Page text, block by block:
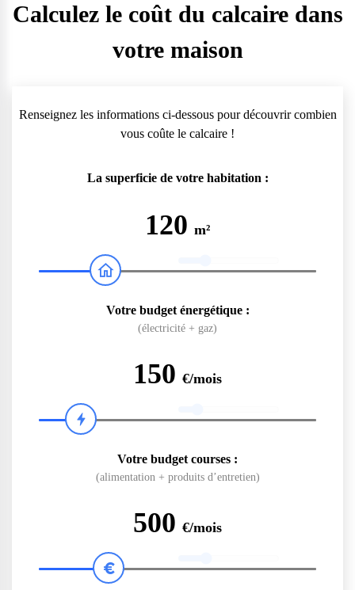
Calculez le coût du calcaire dans
votre maison
Renseignez les informations ci-dessous pour découvrir combien
vous coûte le calcaire !
La superficie de votre habitation :
120 m²
Votre budget énergétique :
(électricité + gaz)
150 €/mois
Votre budget courses :
(alimentation + produits d’entretien)
500 €/mois